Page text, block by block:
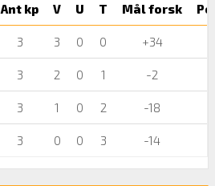
Ant kp V U T Mål forsk
3 3 0 0 +34
3 2 0 1 -2
3 1 0 2 -18
3 0 0 3 -14